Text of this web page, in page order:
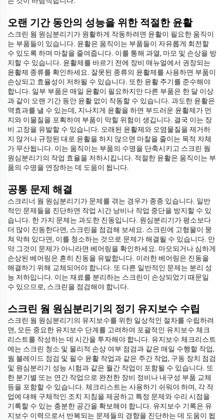
오랜 기간 동안의 성능을 위한 적절한 윤활
스크린 웜 원심분리기가 원활하게 작동하려면 윤활이 필요한 움직이
는 부품들이 있습니다. 윤활은 움직이는 부품들이 자유롭게 회전할
수 있도록 하며 마찰을 줄여줍니다. 이를 통해 과열, 마모 및 손상을 방
지할 수 있습니다. 윤활제를 바르기 전에 장비 매뉴얼에서 권장되는
윤활제 종류를 확인하세요. 잘못된 종류의 윤활제를 사용하면 부품이
손상되고 효율성이 저하될 수 있습니다. 또한 윤활 주기를 준수해야
합니다. 일부 부품은 매일 윤활이 필요하지만 다른 부품은 한 달 이상
과 같이 오랜 기간 동안 윤활 없이 작동할 수 있습니다. 과도한 윤활은
역효과를 낼 수 있는데, 지나치게 윤활을 하면 부드러운 윤활제가 먼
지와 이물질을 포획하여 부품이 막힐 위험이 생깁니다. 결국 이는 장
비 고장을 유발할 수 있습니다. 오래된 윤활제와 오염물질을 제거하
지 않거나 규정된 대로 윤활을 하지 않으면 마찰을 줄이는 목적 자체
가 무산됩니다. 이는 움직이는 부품의 수명을 단축시키고 스크린 웜
원심분리기의 작업 효율을 저하시킵니다. 적절한 윤활은 움직이는 부
품의 수명을 연장하는 데 도움이 됩니다.
공통 문제 해결
스크리너 웜 원심분리기가 문제를 겪는 경우가 종종 있습니다. 일반
적인 문제들을 진단하면 작업 시간 낭비나 작업 중단을 방지할 수 있
습니다. 한 가지 문제는 과도한 진동입니다. 원심분리기가 평소보다
더 많이 진동한다면, 스크린을 점검해 보세요. 스크린에 고형물이 뭉
쳐 막혀 있다면, 이를 청소하는 것으로 문제가 해결될 수 있습니다. 만
약 그것이 문제가 아니라면 베어링을 확인하세요. 마모되거나 심하게
손상된 베어링은 흔히 진동을 유발합니다. 이러한 베어링은 진동을
해결하기 위해 교체되어야 합니다. 또 다른 일반적인 문제는 분리 성
능 저하입니다. 이는 재료를 분리하는 스크린이 손상되었기 때문일
수 있으므로, 스크린을 점검해야 합니다.
스크린 웜 원심분리기의 정기 유지보수 수립
스크린 웜 원심분리기의 유지보수를 위한 일상적인 절차를 수립하려
면, 모든 중요한 유지보수 단계를 고려하여 포괄적인 유지보수 체크
리스트를 작성하는 데 시간을 투자해야 합니다. 유지보수 체크리스트
에는 스크린 청소 및 물리적 손상 여부 점검과 같은 매일 수행할 작업,
웜 블레이드 점검 및 필수 윤활 작업과 같은 주간 작업, 구동 장치 점검
및 원심분리기 성능 시험과 같은 월간 작업이 포함될 수 있습니다. 또
한 분기별 또는 연간 작업으로 완전한 장비 정비나 내구성 부품 교체
등을 포함할 수 있습니다. 체크리스트는 사용하기 쉬워야 하며, 각 작
업에 대해 구체적인 조치 지침을 제공하고 특정 문제와 수리 시점을
기록할 수 있는 충분한 공간을 확보해야 합니다. 유지보수 기록은 유
지보수 이력으로서 반복되는 문제들의 경향을 진단하는 데 도움이 됩